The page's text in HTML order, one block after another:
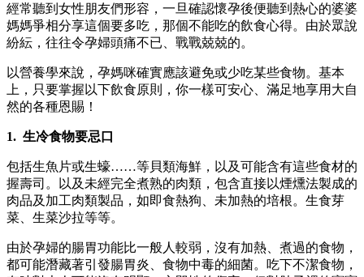
​經常聽到女性朋友們形容，一旦確認懷孕後便聽到熱心的婆婆
媽媽爭相分享這個要多吃，那個不能吃的飲食心得。由於眾說
紛紜，往往令孕婦頭痛不已、戰戰兢兢的。
以營養學來說，孕媽咪確實應該避免或少吃某些食物。基本
上，只要掌握以下飲食原則，你一樣可安心、滿足地享用大自
然的各種恩賜！
1. 生冷食物要忌口
包括生魚片或生蠔……等貝類海鮮，以及可能含有這些食材的
握壽司。以及未經完全煮熟的肉類，包含直接以煙燻法製成的
肉品及加工肉類製品，如即食熱狗、未加熱的培根。生食芽
菜、生菜沙拉等等。
由於孕婦的腸胃功能比一般人較弱，沒有加熱、煮過的食物，
都可能潛藏著引發腸胃炎、食物中毒的細菌。吃下不潔食物，